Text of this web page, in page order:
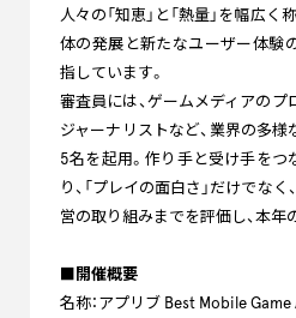
人々の「知恵」と「熱量」を幅広
体の発展と新たなユーザー体験
指しています。
審査員には、ゲームメディアのプ
ジャーナリストなど、業界の多
5名を起用。作り手と受け手をつ
り、「プレイの面白さ」だけでな
営の取り組みまでを評価し、本年
■開催概要
名称：アプリブ Best Mobile